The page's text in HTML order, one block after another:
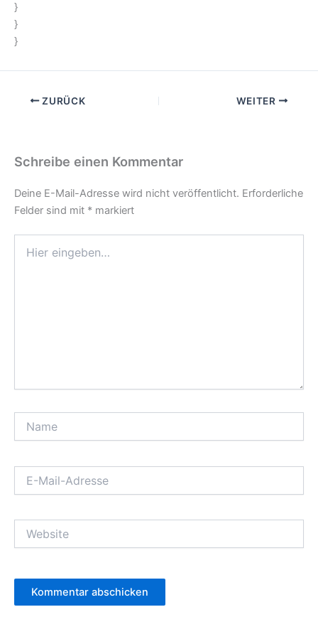
}
}
}
ZURÜCK WEITER
Schreibe einen Kommentar
Deine E-Mail-Adresse wird nicht veröffentlicht. Erforderliche
Felder sind mit * markiert
eingeben…
Mail-